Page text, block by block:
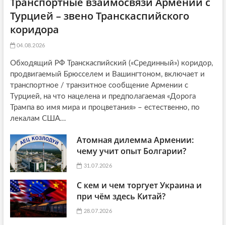
Турцией – звено Транскаспийского
коридора
04.08.2026
Обходящий РФ Транскаспийский («Срединный») коридор,
продвигаемый Брюсселем и Вашингтоном, включает и
транспортное / транзитное сообщение Армении с
Турцией, на что нацелена и предполагаемая «Дорога
Трампа во имя мира и процветания» – естественно, по
лекалам США...
Атомная дилемма Армении:
чему учит опыт Болгарии?
31.07.2026
С кем и чем торгует Украина и
при чём здесь Китай?
28.07.2026